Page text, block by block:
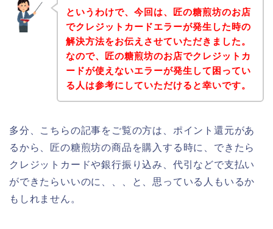
というわけで、今回は、匠の糖煎坊のお店
でクレジットカードエラーが発生した時の
解決方法をお伝えさせていただきました。
なので、匠の糖煎坊のお店でクレジットカ
ードが使えないエラーが発生して困ってい
る人は参考にしていただけると幸いです。
多分、こちらの記事をご覧の方は、ポイント還元があ
るから、匠の糖煎坊の商品を購入する時に、できたら
クレジットカードや銀行振り込み、代引などで支払い
ができたらいいのに、、、と、思っている人もいるか
もしれません。